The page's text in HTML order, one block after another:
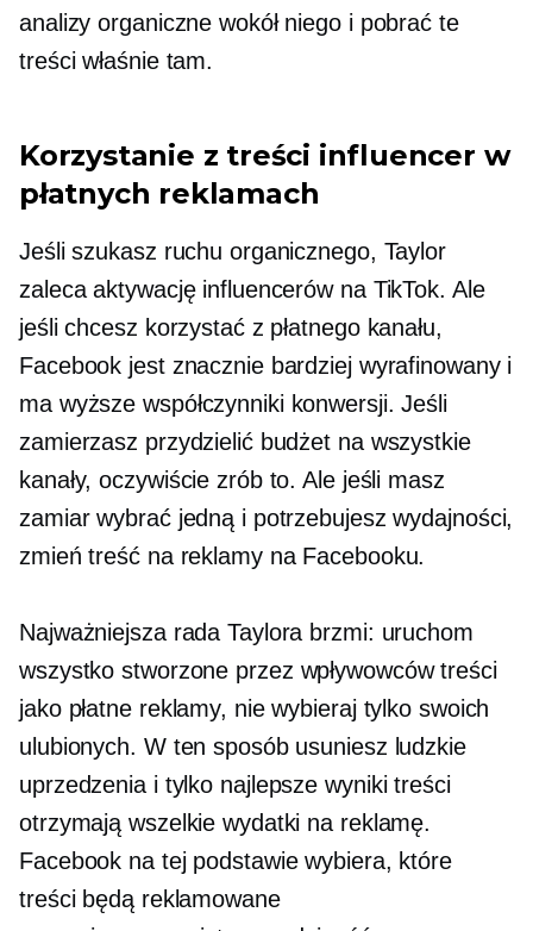
analizy organiczne wokół niego i pobrać te
treści właśnie tam.
Korzystanie z treści influencer w
płatnych reklamach
Jeśli szukasz ruchu organicznego, Taylor
zaleca aktywację influencerów na TikTok. Ale
jeśli chcesz korzystać z płatnego kanału,
Facebook jest znacznie bardziej wyrafinowany i
ma wyższe współczynniki konwersji. Jeśli
zamierzasz przydzielić budżet na wszystkie
kanały, oczywiście zrób to. Ale jeśli masz
zamiar wybrać jedną i potrzebujesz wydajności,
zmień treść na reklamy na Facebooku.
Najważniejsza rada Taylora brzmi: uruchom
wszystkostworzone przez wpływowcówtreści
jako płatne reklamy, nie wybieraj tylko swoich
ulubionych. W ten sposób usuniesz ludzkie
uprzedzenia i tylko najlepsze wynikitreści
otrzymają wszelkie wydatki na reklamę.
Facebook na tej podstawie wybiera, które
treści będą reklamowane